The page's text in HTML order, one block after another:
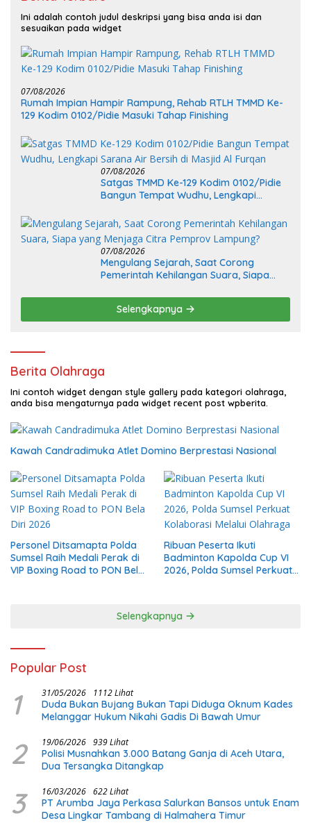
Ini adalah contoh judul deskripsi yang bisa anda isi dan
sesuaikan pada widget
07/08/2026
Rumah Impian Hampir Rampung, Rehab RTLH TMMD Ke-
129 Kodim 0102/Pidie Masuki Tahap Finishing
07/08/2026
Satgas TMMD Ke-129 Kodim 0102/Pidie
Bangun Tempat Wudhu, Lengkapi
07/08/2026
Mengulang Sejarah, Saat Corong
Pemerintah Kehilangan Suara, Siapa
Selengkapnya
Berita Olahraga
Ini contoh widget dengan style gallery pada kategori olahraga,
anda bisa mengaturnya pada widget recent post wpberita.
Kawah Candradimuka Atlet Domino Berprestasi Nasional
Personel Ditsamapta Polda
Sumsel Raih Medali Perak di
VIP Boxing Road to PON Bela
Ribuan Peserta Ikuti
Badminton Kapolda Cup VI
2026, Polda Sumsel Perkuat
Selengkapnya
Popular Post
1 31/05/2026 1112 Lihat
Duda Bukan Bujang Bukan Tapi Diduga Oknum Kades
Melanggar Hukum Nikahi Gadis Di Bawah Umur
2 19/06/2026 939 Lihat
Polisi Musnahkan 3.000 Batang Ganja di Aceh Utara,
Dua Tersangka Ditangkap
3 16/03/2026 622 Lihat
PT Arumba Jaya Perkasa Salurkan Bansos untuk Enam
Desa Lingkar Tambang di Halmahera Timur